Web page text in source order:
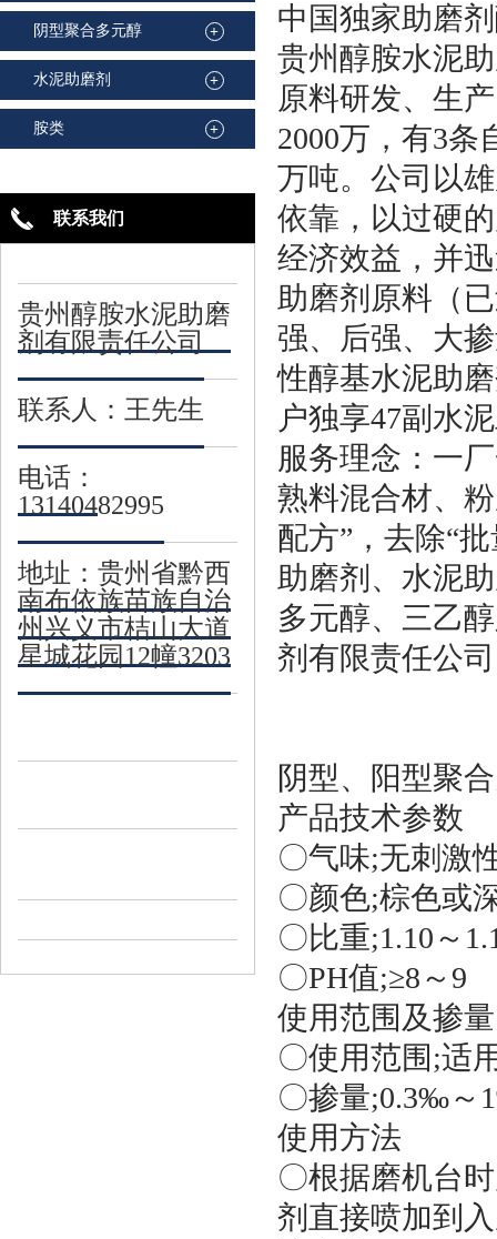
阴型聚合多元醇 +
水泥助磨剂 +
胺类 +
联系我们
贵州醇胺水泥助磨
剂有限责任公司
联系人：王先生
电话：
13140482995
地址：贵州省黔西
南布依族苗族自治
州兴义市桔山大道
星城花园12幢3203
中国独家助磨
贵州醇胺水泥
原料研发、生
2000万，有3条
万吨。公司以
依靠，以过硬
经济效益，并
助磨剂原料（
强、后强、大
性醇基水泥助
户独享47副水
服务理念：一
熟料混合材、
配方”，去除“
助磨剂、水泥
多元醇、三乙
剂有限责任公司
阴型、阳型聚
产品技术参数
〇气味;无刺激
〇颜色;棕色或
〇比重;1.10～
〇PH值;≥8～9
使用范围及掺量
〇使用范围;适
〇掺量;0.3‰～
使用方法
〇根据磨机台
剂直接喷加到